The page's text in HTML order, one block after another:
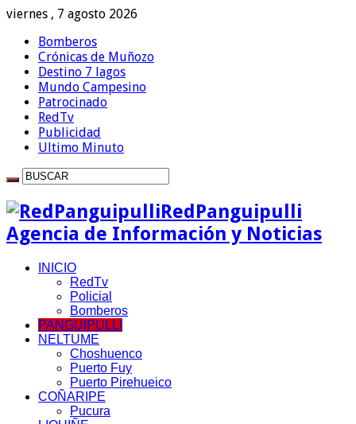
viernes , 7 agosto 2026
Bomberos
Crónicas de Muñozo
Destino 7 lagos
Mundo Campesino
Patrocinado
RedTv
Publicidad
Ultimo Minuto
RedPanguipulli
Agencia de Información y Noticias
INICIO
RedTv
Policial
Bomberos
PANGUIPULLI
NELTUME
Choshuenco
Puerto Fuy
Puerto Pirehueico
COÑARIPE
Pucura